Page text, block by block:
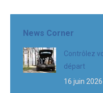
News Corner
Contrôlez
départ
16 juin 2026